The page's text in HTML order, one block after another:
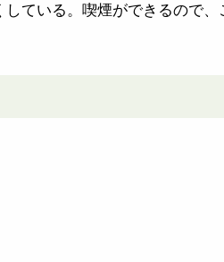
ている。喫煙ができるので